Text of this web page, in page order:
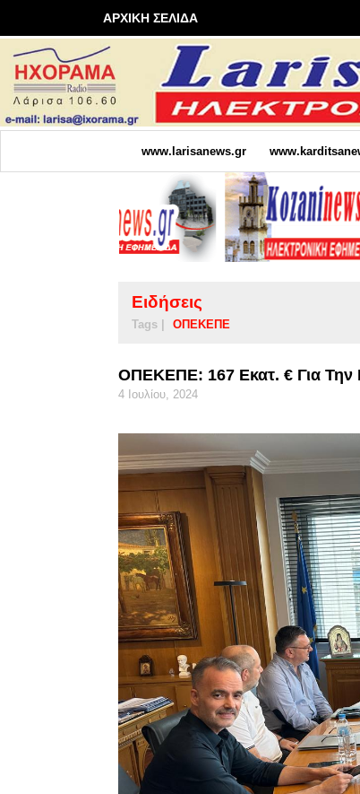
ΑΡΧΙΚΗ ΣΕΛΙΔΑ
www.larisanews.gr
Ειδήσεις
Tags | ΟΠΕΚΕΠΕ
ΟΠΕΚΕΠΕ: 167 Εκατ. € Για Την
4 Ιουλίου, 2024